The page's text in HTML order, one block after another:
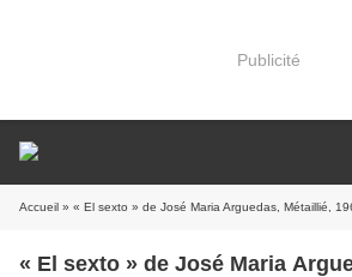
Publicité
Accueil » « El sexto » de José Maria Arguedas, Métaillié,
« El sexto » de José Maria